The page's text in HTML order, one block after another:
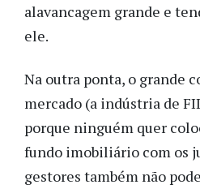
alavancagem grande e
ele.
Na outra ponta, o grande
mercado (a indústria de
porque ninguém quer
fundo imobiliário com os
gestores também não